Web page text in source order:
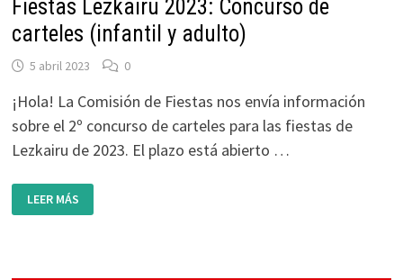
Fiestas Lezkairu 2023: Concurso de
carteles (infantil y adulto)
5 abril 2023 0
¡Hola! La Comisión de Fiestas nos envía información
sobre el 2º concurso de carteles para las fiestas de
Lezkairu de 2023. El plazo está abierto …
FIESTAS
LEZKAIRU
2023:
LEER MÁS